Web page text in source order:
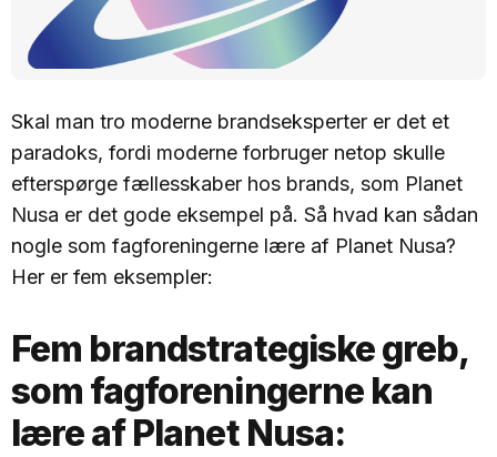
Skal man tro moderne brandseksperter er det et
paradoks, fordi moderne forbruger netop skulle
efterspørge fællesskaber hos brands, som Planet
Nusa er det gode eksempel på. Så hvad kan sådan
nogle som fagforeningerne lære af Planet Nusa?
Her er fem eksempler:
Fem brandstrategiske greb,
som fagforeningerne kan
lære af Planet Nusa: